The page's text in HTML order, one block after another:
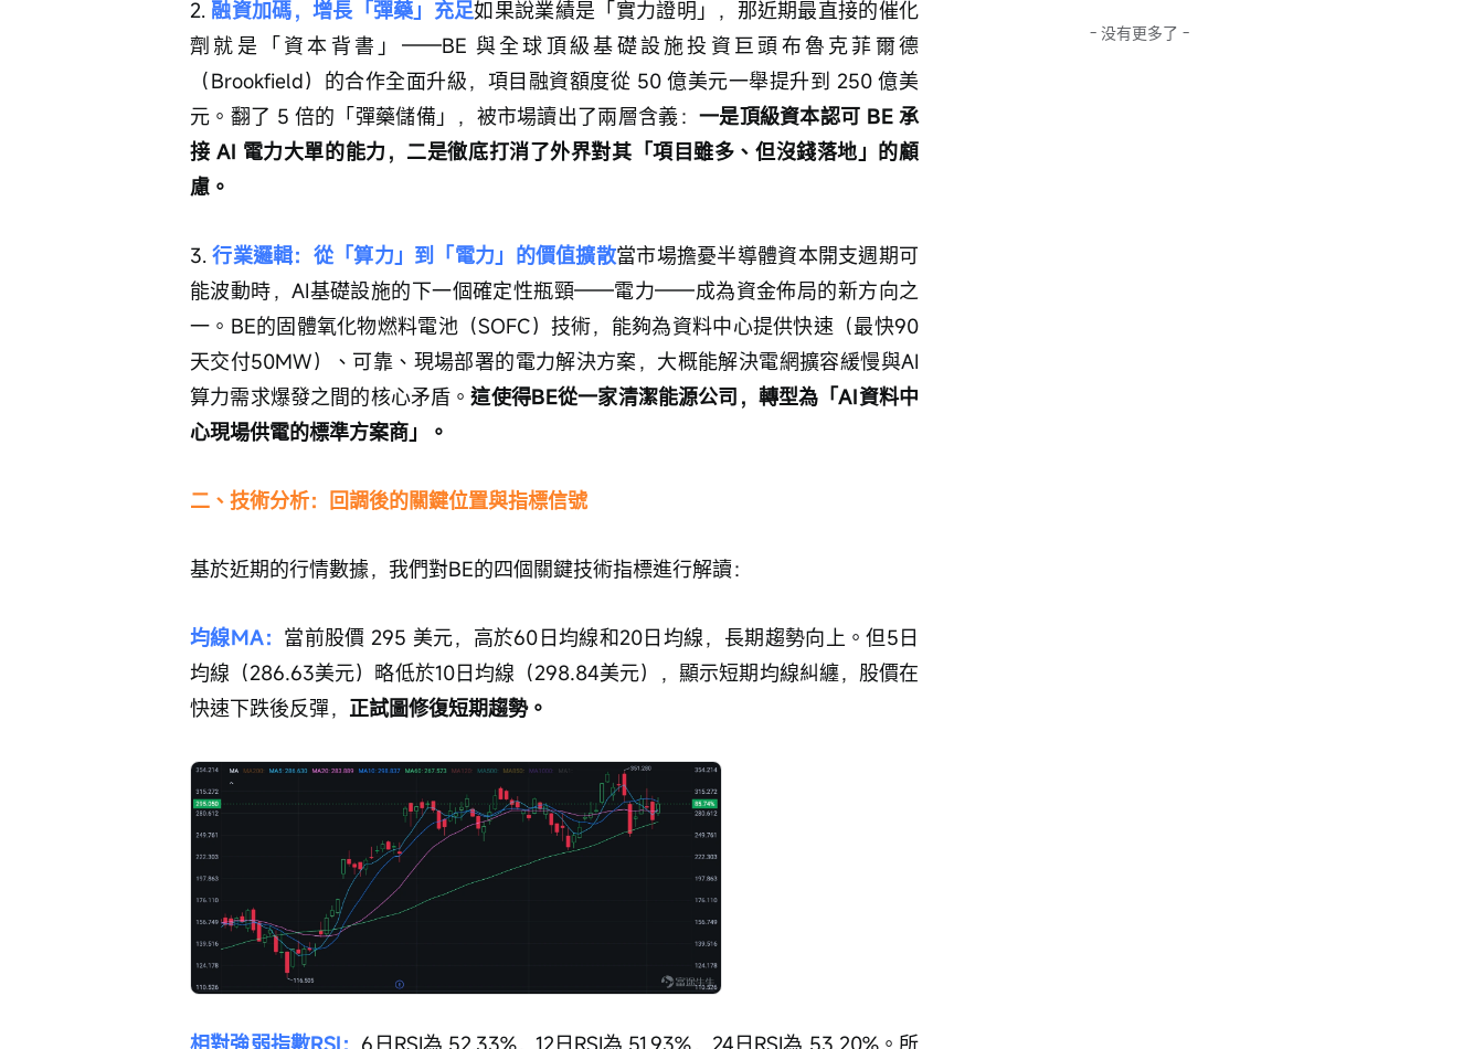
2. 融資加碼，增長「彈藥」充足如果說業績是「實力證明」，那近期最直接的催化
劑就是「資本背書」——BE 與全球頂級基礎設施投資巨頭布魯克菲爾德
（Brookfield）的合作全面升級，項目融資額度從 50 億美元一舉提升到 250 億美
元。翻了 5 倍的「彈藥儲備」，被市場讀出了兩層含義： 一是頂級資本認可 BE 承
接 AI 電力大單的能力，二是徹底打消了外界對其「項目雖多、但沒錢落地」的顧
慮。
3. 行業邏輯：從「算力」到「電力」的價值擴散當市場擔憂半導體資本開支週期可
能波動時，AI基礎設施的下一個確定性瓶頸——電力——成為資金佈局的新方向之
一。BE的固體氧化物燃料電池（SOFC）技術，能夠為資料中心提供快速（最快90
天交付50MW）、可靠、現場部署的電力解決方案，大概能解決電網擴容緩慢與AI
算力需求爆發之間的核心矛盾。這使得BE從一家清潔能源公司，轉型為「AI資料中
心現場供電的標準方案商」。
二、技術分析：回調後的關鍵位置與指標信號
基於近期的行情數據，我們對BE的四個關鍵技術指標進行解讀：
均線MA： 當前股價 295 美元，高於60日均線和20日均線，長期趨勢向上。但5日
均線（286.63美元）略低於10日均線（298.84美元），顯示短期均線糾纏，股價在
快速下跌後反彈， 正試圖修復短期趨勢。
相對強弱指數RSI： 6日RSI為 52.33%，12日RSI為 51.93%，24日RSI為 53.20%。所
- 没有更多了 -